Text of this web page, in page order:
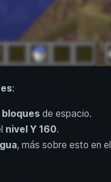
:
de espacio.
nivel Y 160.
, más sobre esto en el